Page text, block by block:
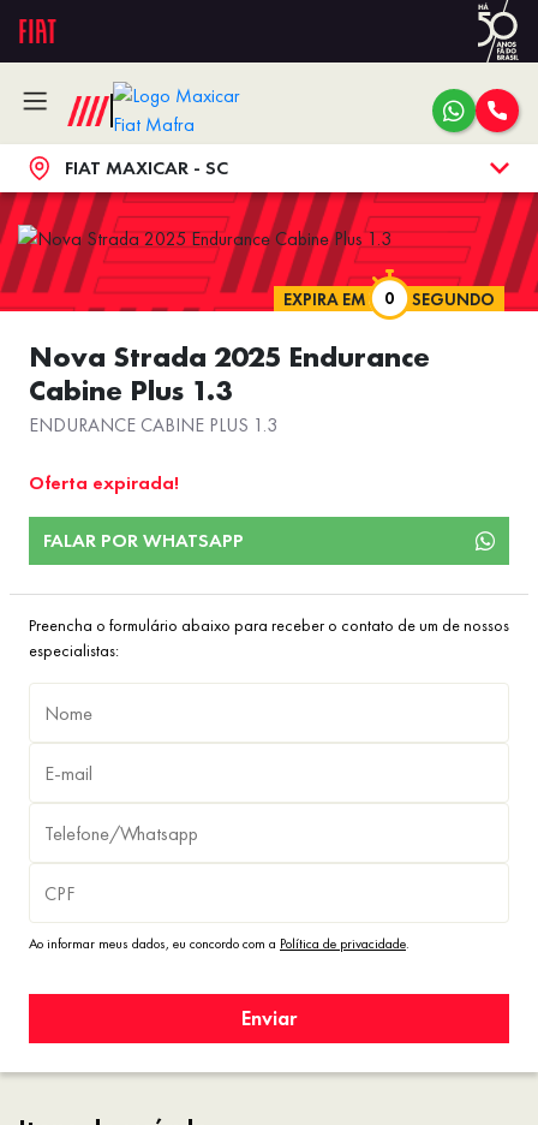
FIAT MAXICAR - SC
EXPIRA EM SEGUNDO
Nova Strada 2025 Endurance
Cabine Plus 1.3
ENDURANCE CABINE PLUS 1.3
Oferta expirada!
FALAR POR WHATSAPP
Preencha o formulário abaixo para receber o contato de um de nossos
especialistas:
Ao informar meus dados, eu concordo com a Política de privacidade.
Enviar